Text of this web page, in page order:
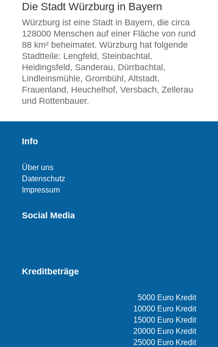
Die Stadt Würzburg in Bayern
Würzburg ist eine Stadt in Bayern, die circa
128000 Menschen auf einer Fläche von rund
88 km² beheimatet. Würzburg hat folgende
Stadtteile: Lengfeld, Steinbachtal,
Heidingsfeld, Sanderau, Dürrbachtal,
Lindleinsmühle, Grombühl, Altstadt,
Frauenland, Heuchelhof, Versbach, Zellerau
und Rottenbauer.
Info
Über uns
Datenschutz
Impressum
Social Media
Kreditbeträge
5000 Euro Kredit
10000 Euro Kredit
15000 Euro Kredit
20000 Euro Kredit
25000 Euro Kredit